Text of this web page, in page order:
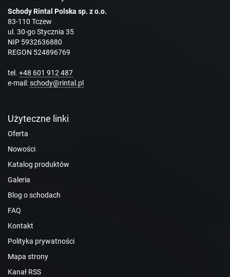
Schody Rintal Polska sp. z o.o.
83-110 Tczew
ul. 30-go Stycznia 35
NIP 5932636880
REGON 524896769
tel. +48 601 912 487
e-mail:schody@rintal.pl
Użyteczne linki
Oferta
Nowości
Katalog produktów
Galeria
Blog o schodach
FAQ
Kontakt
Polityka prywatności
Mapa strony
Kanał RSS